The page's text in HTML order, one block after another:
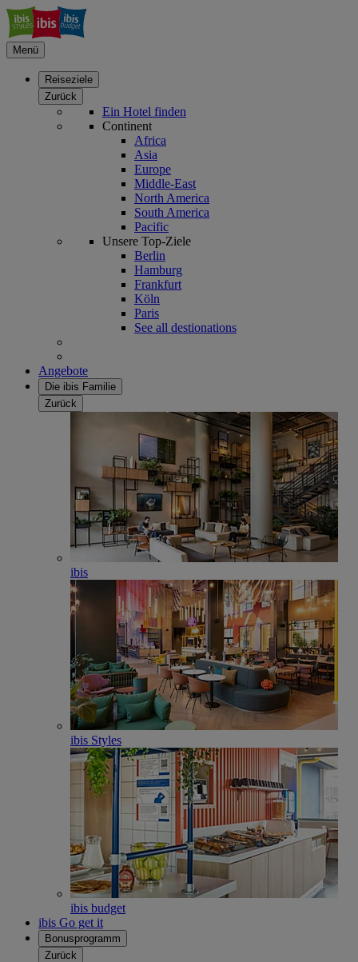
Menü
Reiseziele
Zurück
Ein Hotel finden
Continent
Africa
Asia
Europe
Middle-East
North America
South America
Pacific
Unsere Top-Ziele
Berlin
Hamburg
Frankfurt
Köln
Paris
See all destionations
Angebote
Die ibis Familie
Zurück
ibis
ibis Styles
ibis budget
ibis Go get it
Bonusprogramm
Zurück